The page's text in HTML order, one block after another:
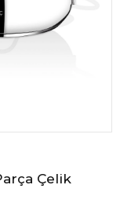
Çelik